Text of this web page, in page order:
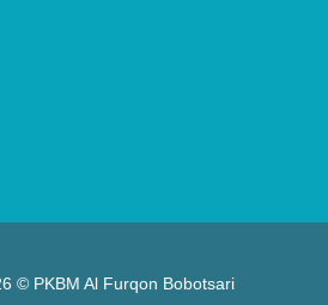
© PKBM Al Furqon Bobotsari